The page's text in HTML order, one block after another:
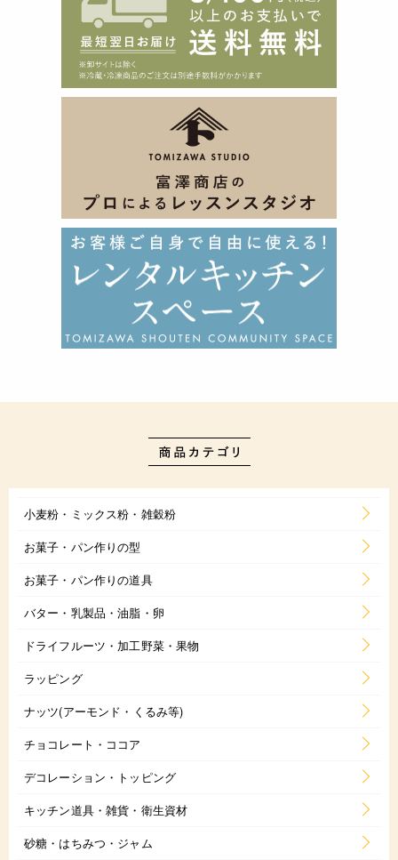
小麦粉・ミックス粉・雑穀粉
お菓子・パン作りの型
お菓子・パン作りの道具
バター・乳製品・油脂・卵
ドライフルーツ・加工野菜・果物
ラッピング
ナッツ(アーモンド・くるみ等)
チョコレート・ココア
デコレーション・トッピング
キッチン道具・雑貨・衛生資材
砂糖・はちみつ・ジャム